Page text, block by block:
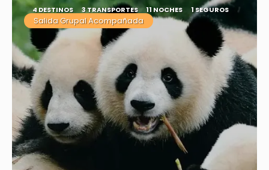
4 DESTINOS 3 TRANSPORTES 11 NOCHES 1 SEGUROS
Salida Grupal Acompañada